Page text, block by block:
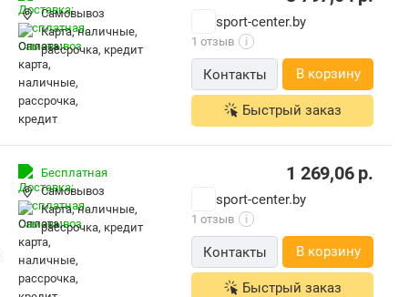
Самовывоз
карта, наличные,
рассрочка, кредит
sport-center.by
1 отзыв i
Контакты В корзину
Быстрый заказ
Бесплатная
Самовывоз
карта, наличные,
рассрочка, кредит
1 269,06р.
sport-center.by
1 отзыв i
Контакты В корзину
Быстрый заказ